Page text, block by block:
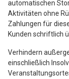
automatischen
Aktivitäten ohne
Zahlungen für
Kunden schriftlich
Verhindern
einschließlich